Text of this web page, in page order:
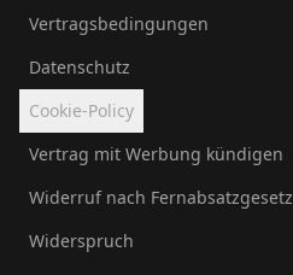
Vertragsbedingungen
Datenschutz
Cookie-Policy
Vertrag mit Werbung kündigen
Widerruf nach Fernabsatzgesetz
Widerspruch